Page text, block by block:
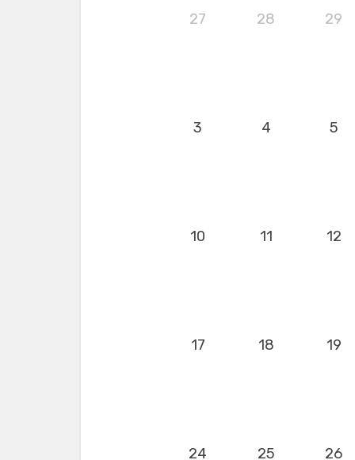
27 28 29
3 4 5
10 11 12
17 18 19
24 25 26